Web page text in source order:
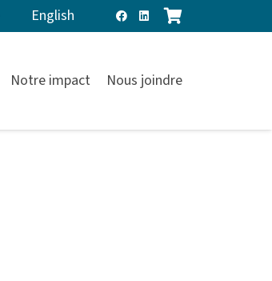
English
Notre impact Nous joindre